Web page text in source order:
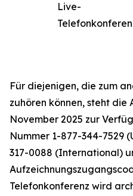
Live-
Für diejenigen, die zum
zuhören können, steht die
November 2025 zur
Nummer 1-877-344-7529
317-0088 (International)
Telefonkonferenz wird